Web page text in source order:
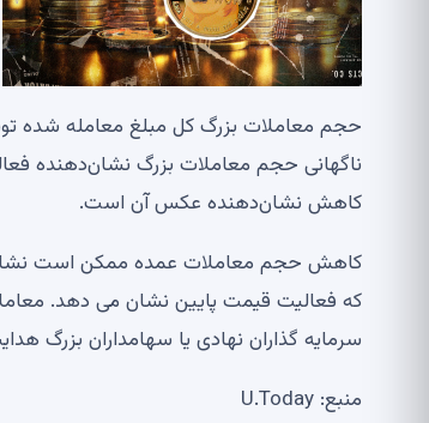
حجم معاملات بزرگ کل مبلغ معامله شده
ناگهانی حجم معاملات بزرگ نشان‌دهنده
کاهش نشان‌دهنده عکس آن است.
کاهش حجم معاملات عمده ممکن است نشان
که فعالیت قیمت پایین نشان می دهد.
سرمایه گذاران نهادی یا سهامداران بزرگ
منبع: U.Today